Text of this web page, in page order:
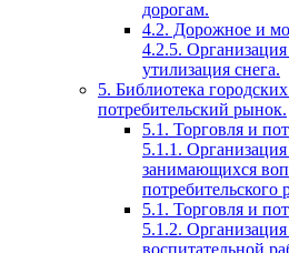
дорогам.
4.2. Дорожное и
4.2.5.
утилизация снега.
5. Библиотека
потребительский рынок.
5.1. Торговля и
5.1.1.
занимающихся
потребительского
5.1. Торговля и
5.1.2.
воспитательной